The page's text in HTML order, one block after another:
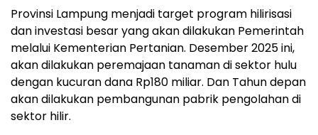
Provinsi Lampung menjadi target program hilirisasi
dan investasi besar yang akan dilakukan Pemerintah
melalui Kementerian Pertanian. Desember 2025 ini,
akan dilakukan peremajaan tanaman di sektor hulu
dengan kucuran dana Rp180 miliar. Dan Tahun depan
akan dilakukan pembangunan pabrik pengolahan di
sektor hilir.